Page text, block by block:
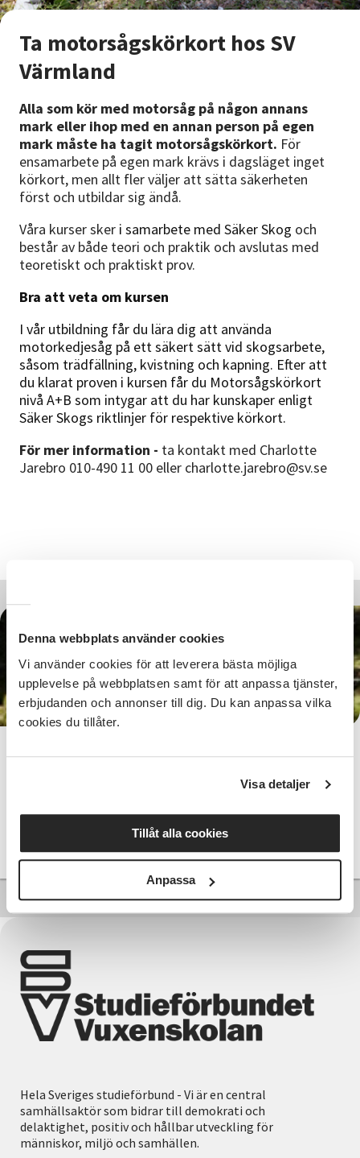
Denna webbplats använder cookies
Vi använder cookies för att leverera bästa möjliga
upplevelse på webbplatsen samt för att anpassa tjänster,
erbjudanden och annonser till dig. Du kan anpassa vilka
cookies du tillåter.
Visa detaljer
Tillåt alla cookies
Anpassa
Nyheter
Avdelningar
Lyssna
Ta motorsågskörkort hos SV
Värmland
Alla som kör med motorsåg på någon annans
mark eller ihop med en annan person på egen
mark måste ha tagit motorsågskörkort. För
ensamarbete på egen mark krävs i dagsläget inget
körkort, men allt fler väljer att sätta säkerheten
först och utbildar sig ändå.
Våra kurser sker i samarbete med Säker Skog och
består av både teori och praktik och avslutas med
teoretiskt och praktiskt prov.
Bra att veta om kursen
I vår utbildning får du lära dig att använda
motorkedjesåg på ett säkert sätt vid skogsarbete,
såsom trädfällning, kvistning och kapning. Efter att
du klarat proven i kursen får du Motorsågskörkort
nivå A+B som intygar att du har kunskaper enligt
Säker Skogs riktlinjer för respektive körkort.
För mer information - ta kontakt med Charlotte
Jarebro 010-490 11 00 eller charlotte.jarebro@sv.se
Motorsågskörkort A+B, i Sunne
6 450 SEK
lör 2026-09-05
08:00
5 Tillfällen
Läs mer och anmäl
Hela Sveriges studieförbund - Vi är en central
samhällsaktör som bidrar till demokrati och
delaktighet, positiv och hållbar utveckling för
människor, miljö och samhällen.